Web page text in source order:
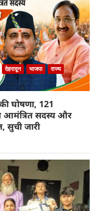
देहरादून भाजपा
राज्य
घोषणा, 121
आमंत्रित सदस्य और
सुची जारी